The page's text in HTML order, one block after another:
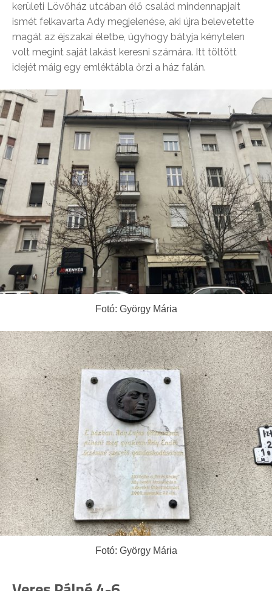
kerületi Lövőház utcában élő család mindennapjait
ismét felkavarta Ady megjelenése, aki újra belevetette
magát az éjszakai életbe, úgyhogy bátyja kénytelen
volt megint saját lakást keresni számára. Itt töltött
idejét máig egy emléktábla őrzi a ház falán.
Fotó: György Mária
Fotó: György Mária